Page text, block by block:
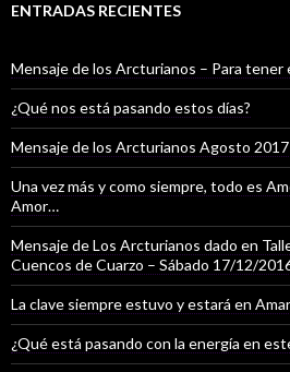
ENTRADAS RECIENTES
Mensaje de los Arcturianos – Para tener
¿Qué nos está pasando estos días?
Mensaje de los Arcturianos Agosto 2017
Una vez más y como siempre, todo es
Amor…
Mensaje de Los Arcturianos dado en
Cuencos de Cuarzo – Sábado 17/12/
La clave siempre estuvo y estará en Amar
¿Qué está pasando con la energía en